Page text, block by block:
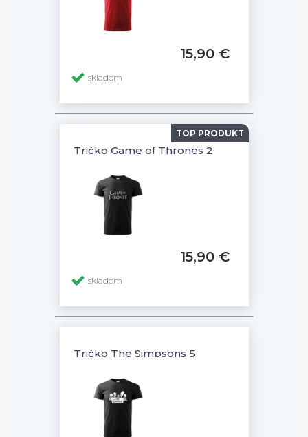
15,90 €
skladom
Tričko Game of Thrones 2
15,90 €
skladom
TOP PRODUKT
Tričko The Simpsons 5